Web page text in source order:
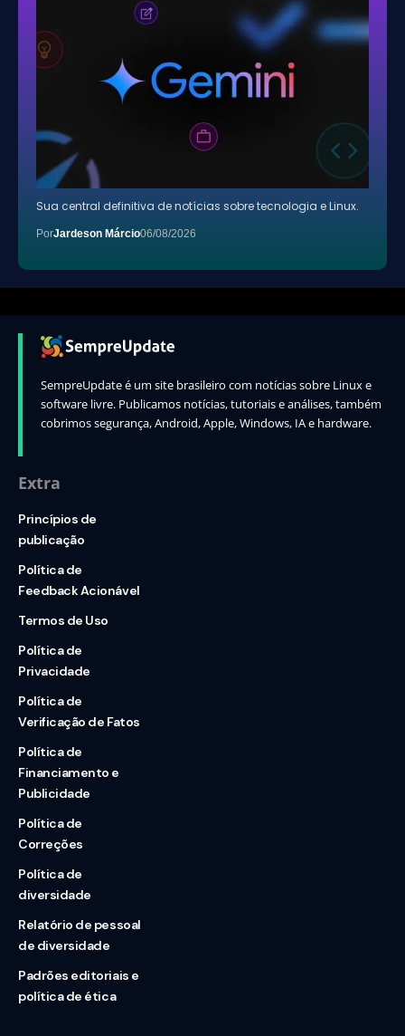
Sua central definitiva de notícias sobre tecnologia e Linux.
PorJardeson Márcio06/08/2026
SempreUpdate é um site brasileiro com notícias sobre Linux e
software livre. Publicamos notícias, tutoriais e análises, também
cobrimos segurança, Android, Apple, Windows, IA e hardware.
Extra
Princípios de
publicação
Política de
Feedback Acionável
Termos de Uso
Política de
Privacidade
Política de
Verificação de Fatos
Política de
Financiamento e
Publicidade
Política de
Correções
Política de
diversidade
Relatório de pessoal
de diversidade
Padrões editoriais e
política de ética